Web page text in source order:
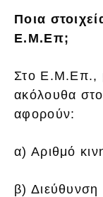
Ποια
Ε.Μ.Επ;
Στο Ε.Μ.Επ.,
ακόλουθα
αφορούν:
α) Αριθμό
β) Διεύθυνση